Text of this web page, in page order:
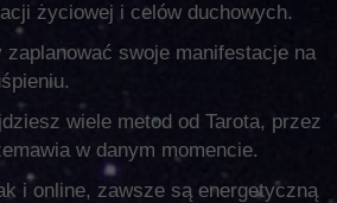
życiowej i celów duchowych.
swoje manifestacje na
wiele metod od Tarota, przez
w danym momencie.
i online, zawsze są energetyczną